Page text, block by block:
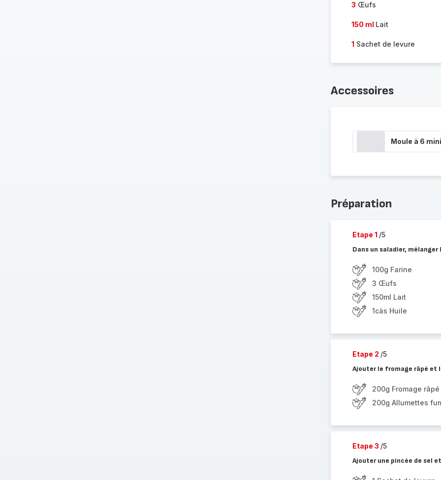
3 Œufs
150 ml Lait
1 Sachet de levure
Accessoires
Moule à 6
Préparation
Etape 1 /5
Dans un saladier,
100g Farine
3 Œufs
150ml Lait
1càs Huile
Etape 2 /5
Ajouter le fromage râpé et
200g Fromage râpé
200g Allumettes
Etape 3 /5
Ajouter une pincée de sel